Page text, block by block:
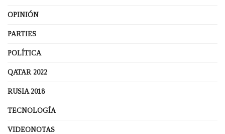
OPINIÓN
PARTIES
POLÍTICA
QATAR 2022
RUSIA 2018
TECNOLOGÍA
VIDEONOTAS